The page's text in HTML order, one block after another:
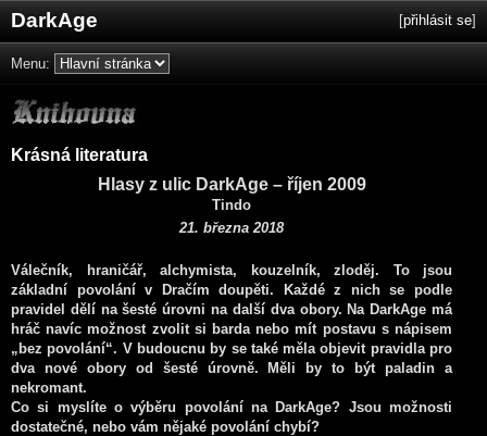
DarkAge [přihlásit se]
Menu:
Krásná literatura
Hlasy z ulic DarkAge – říjen 2009
Tindo
21. března 2018
Válečník, hraničář, alchymista, kouzelník, zloděj. To jsou
základní povolání v Dračím doupěti. Každé z nich se podle
pravidel dělí na šesté úrovni na další dva obory. Na DarkAge má
hráč navíc možnost zvolit si barda nebo mít postavu s nápisem
„bez povolání“. V budoucnu by se také měla objevit pravidla pro
dva nové obory od šesté úrovně. Měli by to být paladin a
nekromant.
Co si myslíte o výběru povolání na DarkAge? Jsou možnosti
dostatečné, nebo vám nějaké povolání chybí?